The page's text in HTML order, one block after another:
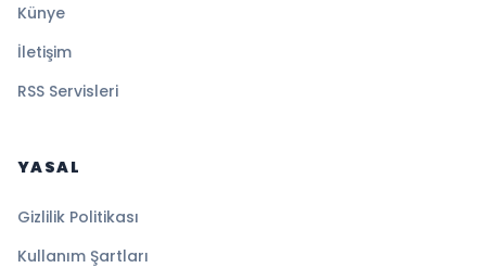
Künye
İletişim
RSS Servisleri
YASAL
Gizlilik Politikası
Kullanım Şartları